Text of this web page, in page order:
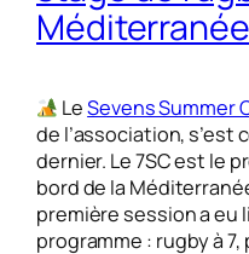
Méditerranée
LeSevens Summer
de l’association, s’est
dernier. Le 7SC est le
bord de la
première session a eu
programme : rugby à